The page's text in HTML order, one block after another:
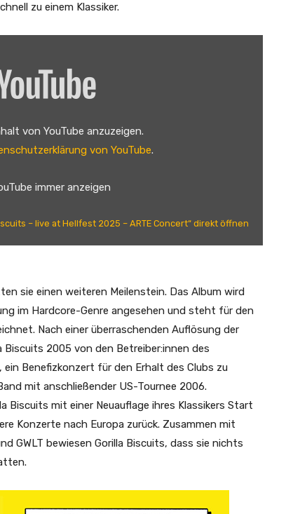
zu einem Klassiker.
von YouTube anzuzeigen.
von YouTube.
immer anzeigen
– live at Hellfest 2025 – ARTE Concert“ direkt öffnen
sie einen weiteren Meilenstein. Das Album wird
im Hardcore-Genre angesehen und steht für den
Nach einer überraschenden Auflösung der
Biscuits 2005 von den Betreiber:innen des
ein Benefizkonzert für den Erhalt des Clubs zu
mit anschließender US-Tournee 2006.
Biscuits mit einer Neuauflage ihres Klassikers Start
Konzerte nach Europa zurück. Zusammen mit
GWLT bewiesen Gorilla Biscuits, dass sie nichts